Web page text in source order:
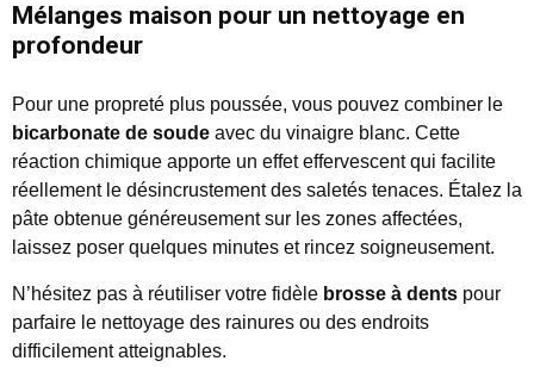
Mélanges maison pour un nettoyage en
profondeur
Pour une propreté plus poussée, vous pouvez combiner le
bicarbonate de soude avec du vinaigre blanc. Cette
réaction chimique apporte un effet effervescent qui facilite
réellement le désincrustement des saletés tenaces. Étalez la
pâte obtenue généreusement sur les zones affectées,
laissez poser quelques minutes et rincez soigneusement.
N’hésitez pas à réutiliser votre fidèle brosse à dents pour
parfaire le nettoyage des rainures ou des endroits
difficilement atteignables.